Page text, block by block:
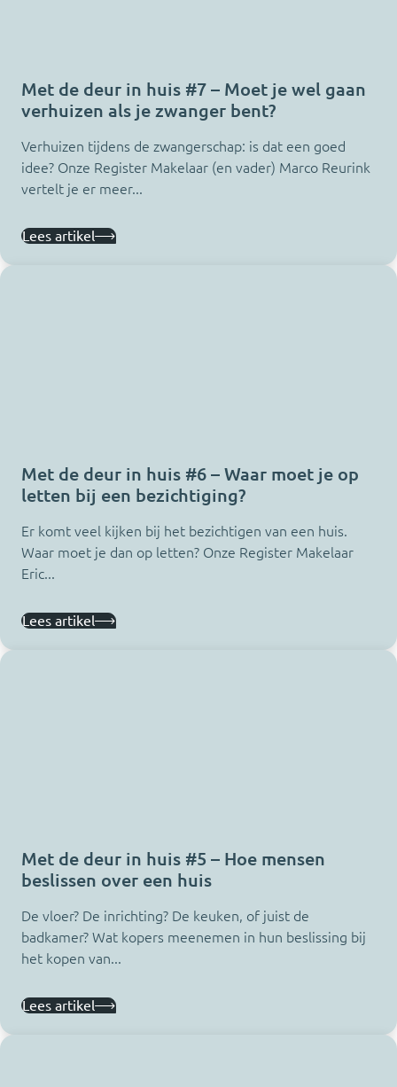
Met de deur in huis #7 – Moet je wel gaan
verhuizen als je zwanger bent?
Verhuizen tijdens de zwangerschap: is dat een goed
idee? Onze Register Makelaar (en vader) Marco Reurink
vertelt je er meer...
Lees artikel
Met de deur in huis #6 – Waar moet je op
letten bij een bezichtiging?
Er komt veel kijken bij het bezichtigen van een huis.
Waar moet je dan op letten? Onze Register Makelaar
Eric...
Lees artikel
Met de deur in huis #5 – Hoe mensen
beslissen over een huis
De vloer? De inrichting? De keuken, of juist de
badkamer? Wat kopers meenemen in hun beslissing bij
het kopen van...
Lees artikel